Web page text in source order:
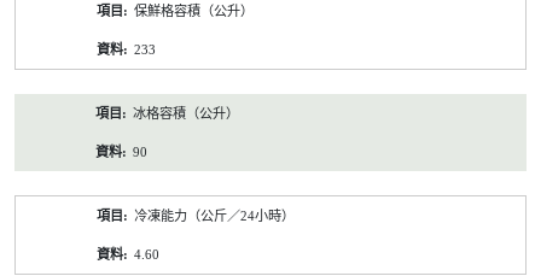
保鮮格容積（公升）
233
冰格容積（公升）
90
冷凍能力（公斤／24小時）
4.60